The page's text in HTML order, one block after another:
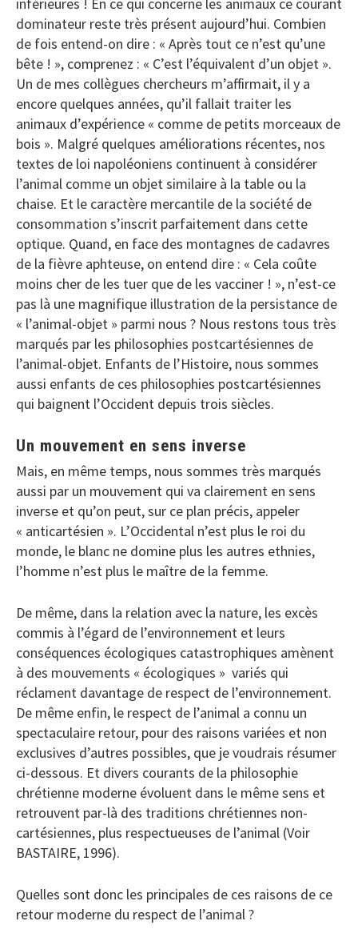
inférieures ! En ce qui concerne les animaux ce courant
dominateur reste très présent aujourd’hui. Combien
de fois entend-on dire : « Après tout ce n’est qu’une
bête ! », comprenez : « C’est l’équivalent d’un objet ».
Un de mes collègues chercheurs m’affirmait, il y a
encore quelques années, qu’il fallait traiter les
animaux d’expérience « comme de petits morceaux de
bois ». Malgré quelques améliorations récentes, nos
textes de loi napoléoniens continuent à considérer
l’animal comme un objet similaire à la table ou la
chaise. Et le caractère mercantile de la société de
consommation s’inscrit parfaitement dans cette
optique. Quand, en face des montagnes de cadavres
de la fièvre aphteuse, on entend dire : « Cela coûte
moins cher de les tuer que de les vacciner ! », n’est-ce
pas là une magnifique illustration de la persistance de
« l’animal-objet » parmi nous ? Nous restons tous très
marqués par les philosophies postcartésiennes de
l’animal-objet. Enfants de l’Histoire, nous sommes
aussi enfants de ces philosophies postcartésiennes
qui baignent l’Occident depuis trois siècles.
Un mouvement en sens inverse
Mais, en même temps, nous sommes très marqués
aussi par un mouvement qui va clairement en sens
inverse et qu’on peut, sur ce plan précis, appeler
« anticartésien ». L’Occidental n’est plus le roi du
monde, le blanc ne domine plus les autres ethnies,
l’homme n’est plus le maître de la femme.
De même, dans la relation avec la nature, les excès
commis à l’égard de l’environnement et leurs
conséquences écologiques catastrophiques amènent
à des mouvements « écologiques » variés qui
réclament davantage de respect de l’environnement.
De même enfin, le respect de l’animal a connu un
spectaculaire retour, pour des raisons variées et non
exclusives d’autres possibles, que je voudrais résumer
ci-dessous. Et divers courants de la philosophie
chrétienne moderne évoluent dans le même sens et
retrouvent par-là des traditions chrétiennes non-
cartésiennes, plus respectueuses de l’animal (Voir
BASTAIRE, 1996).
Quelles sont donc les principales de ces raisons de ce
retour moderne du respect de l’animal ?